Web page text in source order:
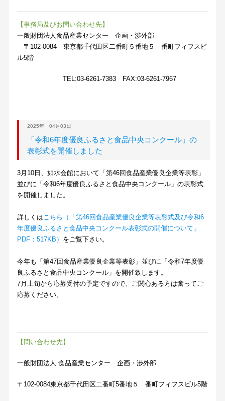
【事務局及びお問い合わせ先】
一般財団法人食品産業センター 企画・渉外部
〒102-0084 東京都千代田区二番町５番地５ 番町フィフスビ
ル5階
TEL:03-6261-7383 FAX:03-6261-7967
2025年 04月03日
「令和6年度優良ふるさと食品中央コンクール」の
表彰式を開催しました
3月10日、如水会館において「第46回食品産業優良企業等表彰」
並びに「令和6年度優良ふるさと食品中央コンクール」の表彰式
を開催しました。
詳しくはこちら（「第46回食品産業優良企業等表彰式及び令和6
年度優良ふるさと食品中央コンクール表彰式の開催について」
PDF：517KB） をご覧下さい。
今年も「第47回食品産業優良企業等表彰」並びに「令和7年度優
良ふるさと食品中央コンクール」を開催致します。
7月上旬から応募受付の予定ですので、ご関心ある方は奮ってご
応募ください。
【問い合わせ先】
一般財団法人 食品産業センター 企画・渉外部
〒102-0084東京都千代田区二番町5番地５ 番町フィフスビル5階